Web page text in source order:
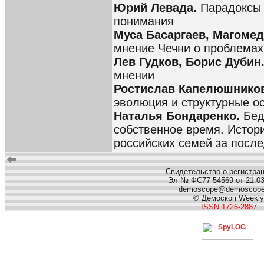
Юрий Левада. Парадоксы
понимания
Муса Басаргаев,
мнение Чечни о
Лев Гудков, Борис
мнении
Ростислав
эволюция и структурные
Наталья Бондаренко.
собственное время.
российских семей за
Свидетельство о
Эл № ФС77-54569 от
© Демоскоп Weekly
ISSN 1726-2887